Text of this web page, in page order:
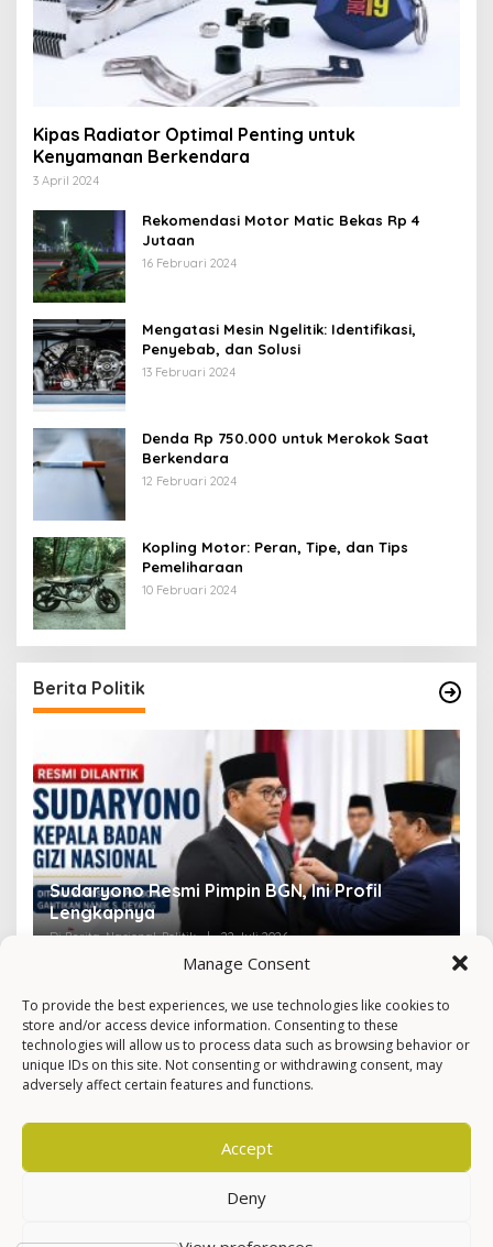
Manage Consent
To provide the best experiences, we use technologies like cookies to
store and/or access device information. Consenting to these
technologies will allow us to process data such as browsing behavior or
unique IDs on this site. Not consenting or withdrawing consent, may
adversely affect certain features and functions.
Accept
Deny
Kipas Radiator Optimal Penting untuk
Kenyamanan Berkendara
3 April 2024
Rekomendasi Motor Matic Bekas Rp 4
Jutaan
16 Februari 2024
Mengatasi Mesin Ngelitik: Identifikasi,
Penyebab, dan Solusi
13 Februari 2024
Denda Rp 750.000 untuk Merokok Saat
Berkendara
12 Februari 2024
Kopling Motor: Peran, Tipe, dan Tips
Pemeliharaan
10 Februari 2024
Berita Politik
Sudaryono Resmi Pimpin BGN, Ini Profil
Lengkapnya
Di Berita, Nasional, Politik | 22 Juli 2026 Di